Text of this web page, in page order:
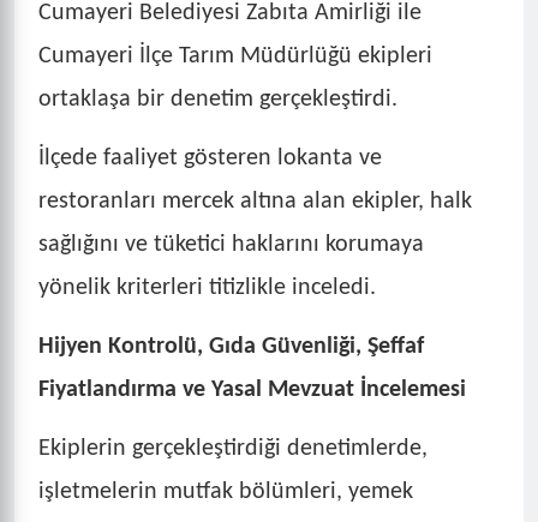
Cumayeri Belediyesi Zabıta Amirliği ile
Cumayeri İlçe Tarım Müdürlüğü ekipleri
ortaklaşa bir denetim gerçekleştirdi.
İlçede faaliyet gösteren lokanta ve
restoranları mercek altına alan ekipler, halk
sağlığını ve tüketici haklarını korumaya
yönelik kriterleri titizlikle inceledi.
Hijyen Kontrolü, Gıda Güvenliği, Şeffaf
Fiyatlandırma ve Yasal Mevzuat İncelemesi
Ekiplerin gerçekleştirdiği denetimlerde,
işletmelerin mutfak bölümleri, yemek